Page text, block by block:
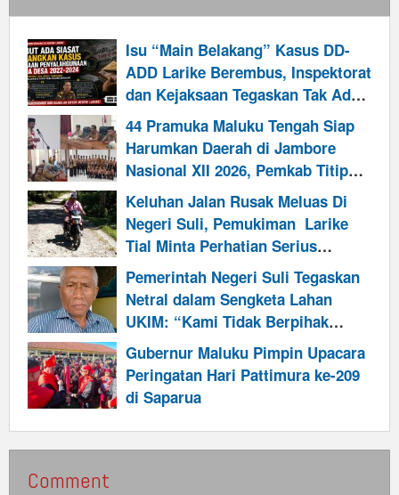
Isu “Main Belakang” Kasus DD-
ADD Larike Berembus, Inspektorat
dan Kejaksaan Tegaskan Tak Ada
Perlakuan Khusus
44 Pramuka Maluku Tengah Siap
Harumkan Daerah di Jambore
Nasional XII 2026, Pemkab Titip
Misi Cetak Generasi Pemimpin
Keluhan Jalan Rusak Meluas Di
Negeri Suli, Pemukiman Larike
Tial Minta Perhatian Serius
Pemkab Maluku Tengah
Pemerintah Negeri Suli Tegaskan
Netral dalam Sengketa Lahan
UKIM: “Kami Tidak Berpihak
Kepada Siapapun”
Gubernur Maluku Pimpin Upacara
Peringatan Hari Pattimura ke-209
di Saparua
Comment